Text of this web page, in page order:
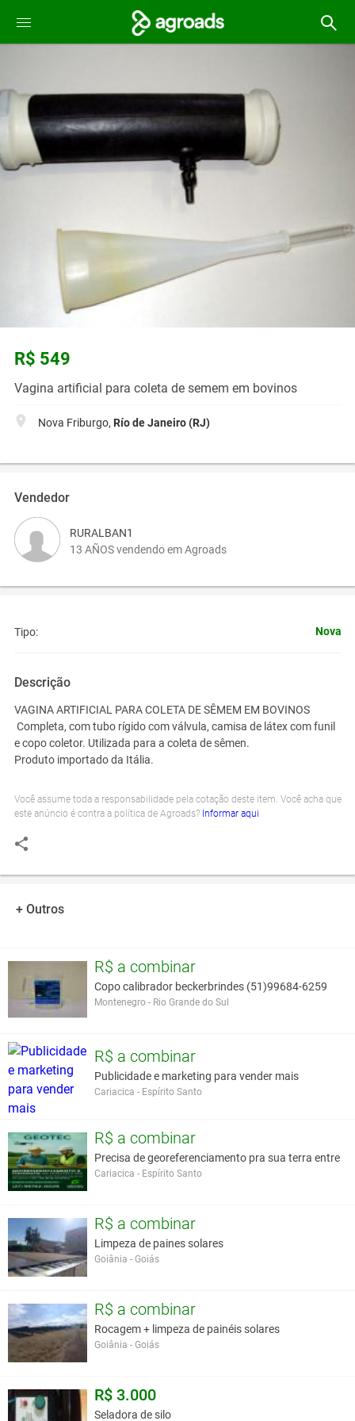
R$ 549
Vagina artificial para coleta de semem em bovinos
Nova Friburgo, Río de Janeiro (RJ)
Vendedor
RURALBAN1
13 AÑOS vendendo em Agroads
Tipo: Nova
Descrição
VAGINA ARTIFICIAL PARA COLETA DE SÊMEM EM BOVINOS
Completa, com tubo rígido com válvula, camisa de látex com funil
e copo coletor. Utilizada para a coleta de sêmen.
Produto importado da Itália.
Você assume toda a responsabilidade pela cotação deste item. Você acha que
este anúncio é contra a política de Agroads? Informar aqui
+ Outros
R$ a combinar
Copo calibrador beckerbrindes (51)99684-6259
Montenegro - Rio Grande do Sul
R$ a combinar
Publicidade e marketing para vender mais
Cariacica - Espírito Santo
R$ a combinar
Precisa de georeferenciamento pra sua terra entre
Cariacica - Espírito Santo
R$ a combinar
Limpeza de paines solares
Goiânia - Goiás
R$ a combinar
Rocagem + limpeza de painéis solares
Goiânia - Goiás
R$ 3.000
Seladora de silo